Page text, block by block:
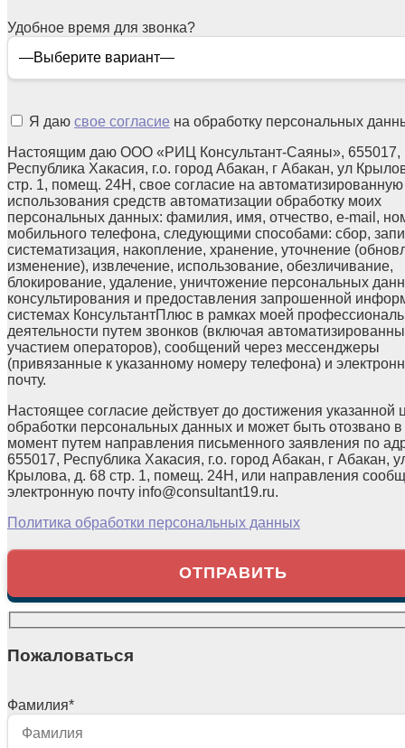
Удобное время для звонка?
Я даю свое согласие на обработку персональных
Настоящим даю ООО «РИЦ Консультант-Саяны», 655017,
Республика Хакасия, г.о. город Абакан, г Абакан, ул
стр. 1, помещ. 24Н, свое согласие на автоматизированную
использования средств автоматизации обработку моих
персональных данных: фамилия, имя, отчество, e-mail,
мобильного телефона, следующими способами: сбор,
систематизация, накопление, хранение, уточнение
изменение), извлечение, использование, обезличивание,
блокирование, удаление, уничтожение персональных
консультирования и предоставления запрошенной
системах КонсультантПлюс в рамках моей
деятельности путем звонков (включая
участием операторов), сообщений через мессенджеры
(привязанные к указанному номеру телефона) и
почту.
Настоящее согласие действует до достижения указанной
обработки персональных данных и может быть отозвано
момент путем направления письменного заявления по
655017, Республика Хакасия, г.о. город Абакан, г Абакан,
Крылова, д. 68 стр. 1, помещ. 24Н, или направления
электронную почту info@consultant19.ru.
Политика обработки персональных данных
Пожаловаться
Фамилия*